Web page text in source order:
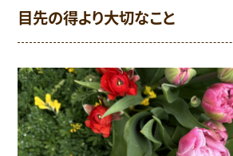
目先の得より大切なこと